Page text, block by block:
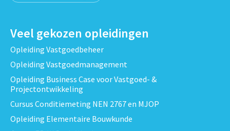
Veel gekozen opleidingen
Opleiding Vastgoedbeheer
Opleiding Vastgoedmanagement
Opleiding Business Case voor Vastgoed- &
Projectontwikkeling
Cursus Conditiemeting NEN 2767 en MJOP
Opleiding Elementaire Bouwkunde